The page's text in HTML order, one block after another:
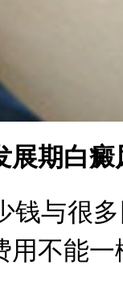
期白癜
与很多
不能一